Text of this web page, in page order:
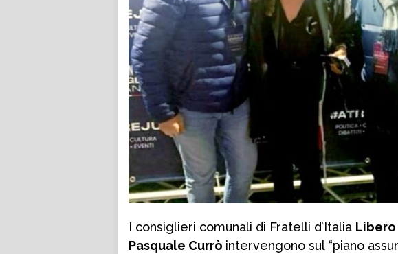
I consiglieri comunali di Fratelli d’Italia Libero
Pasquale Currò intervengono sul “piano